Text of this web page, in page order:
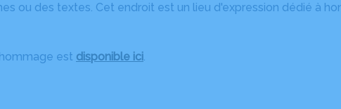
ou des textes. Cet endroit est un lieu d'expression dédié à
est disponible ici.